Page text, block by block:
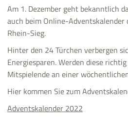
Am 1. Dezember geht bekanntlich
auch beim Online-Adventskalender
Rhein-Sieg.
Hinter den 24 Türchen verbergen
Energiesparen. Werden diese
Mitspielende an einer
Hier kommen Sie zum
Adventskalender 2022